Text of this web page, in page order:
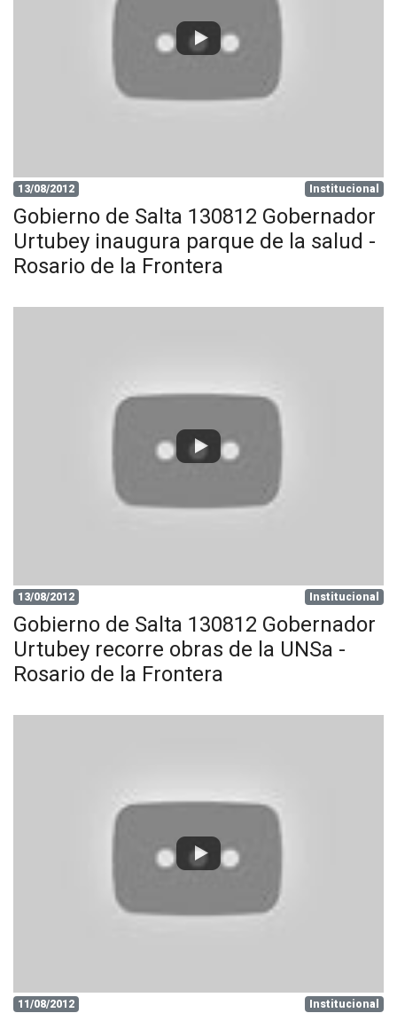
13/08/2012 Institucional
Gobierno de Salta 130812 Gobernador
Urtubey inaugura parque de la salud -
Rosario de la Frontera
13/08/2012 Institucional
Gobierno de Salta 130812 Gobernador
Urtubey recorre obras de la UNSa -
Rosario de la Frontera
11/08/2012 Institucional